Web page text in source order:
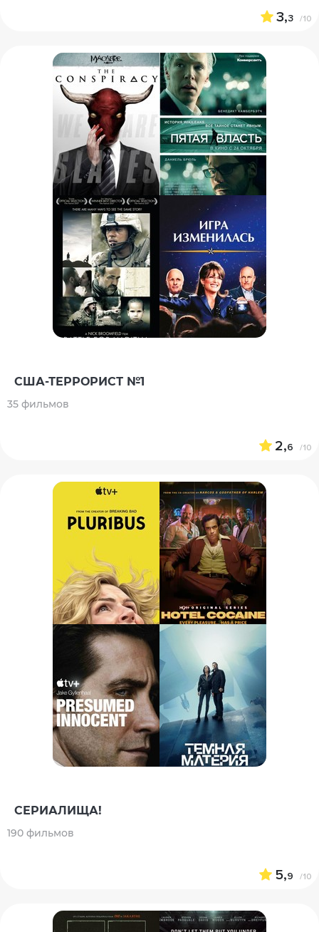
3,3 /10
США-ТЕРРОРИСТ №1
35 фильмов
2,6 /10
СЕРИАЛИЩА!
190 фильмов
5,9 /10